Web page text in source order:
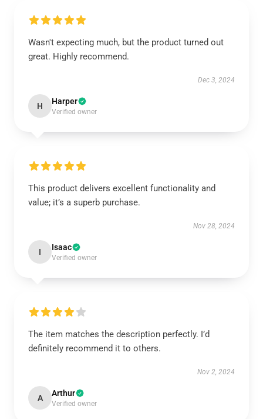
Wasn't expecting much, but the product turned out
great. Highly recommend.
Dec 3, 2024
H Harper
Verified owner
This product delivers excellent functionality and
value; it’s a superb purchase.
Nov 28, 2024
I Isaac
Verified owner
The item matches the description perfectly. I’d
definitely recommend it to others.
Nov 2, 2024
A Arthur
Verified owner